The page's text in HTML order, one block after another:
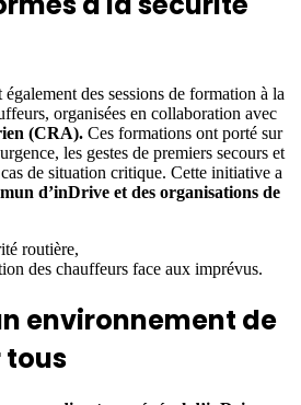
des sessions de formation à la
organisées en collaboration avec
(CRA). Ces formations ont porté sur
les gestes de premiers secours et
de situation critique. Cette initiative a
d’inDrive et des organisations de
routière,
des chauffeurs face aux imprévus.
environnement de
tous